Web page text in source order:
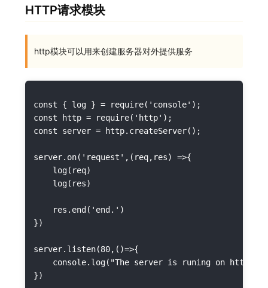
HTTP请求模块
http模块可以用来创建服务器对外提供服务
const { log } = require('console');
const http = require('http');
const server = http.createServer();
server.on('request',(req,res) =>{
    log(req)
    log(res)
    res.end('end.')
})
server.listen(80,()=>{
console.log("The server is runing on http://
})